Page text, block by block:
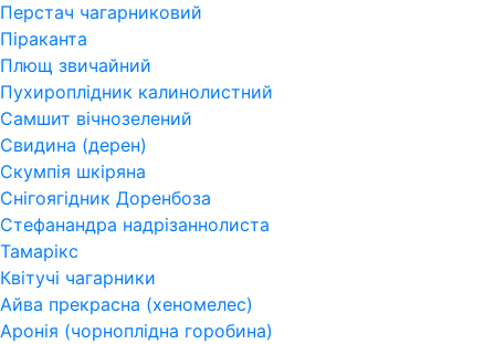
Перстач чагарниковий
Піраканта
Плющ звичайний
Пухироплідник калинолистний
Самшит вічнозелений
Свидина (дерен)
Скумпія шкіряна
Снігоягідник Доренбоза
Стефанандра надрізаннолиста
Тамарікс
Квітучі чагарники
Айва прекрасна (хеномелес)
Аронія (чорноплідна горобина)